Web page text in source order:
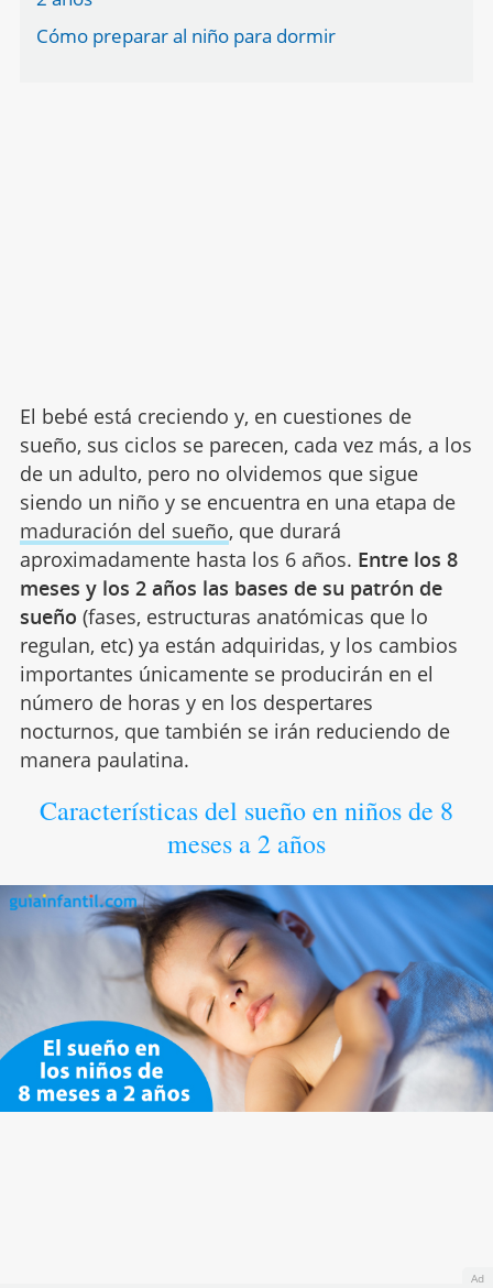
Cómo preparar al niño para dormir
El bebé está creciendo y, en cuestiones de
sueño, sus ciclos se parecen, cada vez más, a los
de un adulto, pero no olvidemos que sigue
siendo un niño y se encuentra en una etapa de
maduración del sueño, que durará
aproximadamente hasta los 6 años. Entre los 8
meses y los 2 años las bases de su patrón de
sueño (fases, estructuras anatómicas que lo
regulan, etc) ya están adquiridas, y los cambios
importantes únicamente se producirán en el
número de horas y en los despertares
nocturnos, que también se irán reduciendo de
manera paulatina.
Características del sueño en niños de 8
meses a 2 años
Ad